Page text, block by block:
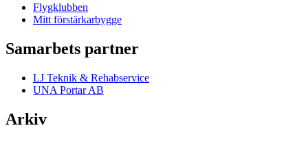
Flygklubben
Mitt förstärkarbygge
Samarbets partner
LJ Teknik & Rehabservice
UNA Portar AB
Arkiv